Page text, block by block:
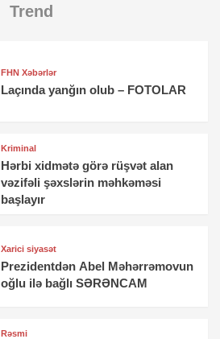
Trend
FHN Xəbərlər
Laçında yanğın olub – FOTOLAR
Kriminal
Hərbi xidmətə görə rüşvət alan
vəzifəli şəxslərin məhkəməsi
başlayır
Xarici siyasət
Prezidentdən Abel Məhərrəmovun
oğlu ilə bağlı SƏRƏNCAM
Rəsmi